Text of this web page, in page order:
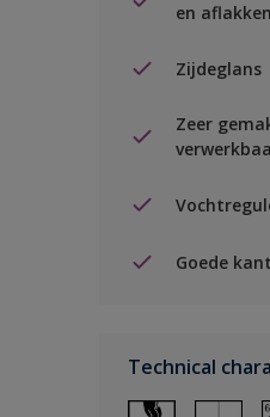
en
Zijdeglans
Zeer
Goede
Technical